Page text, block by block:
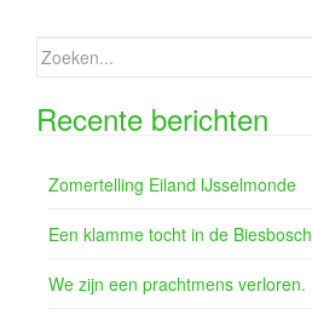
Zoeken
naar:
Recente berichten
Zomertelling Eiland IJsselmonde
Een klamme tocht in de Biesbosch
We zijn een prachtmens verloren.